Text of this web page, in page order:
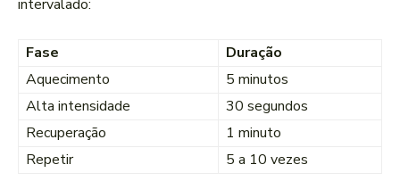
intervalado:
Fase
Duração
Aquecimento
5 minutos
Alta intensidade
30 segundos
Recuperação
1 minuto
Repetir
5 a 10 vezes